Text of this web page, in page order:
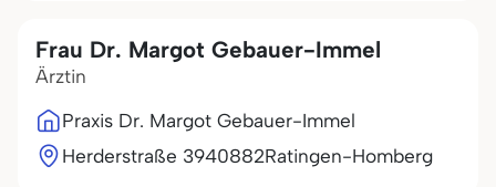
Frau Dr. Margot Gebauer-Immel
Ärztin
Praxis Dr. Margot Gebauer-Immel
Herderstraße 3940882Ratingen-Homberg